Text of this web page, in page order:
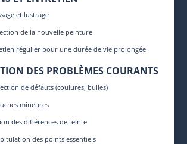
et lustrage
de la nouvelle peinture
régulier pour une durée de vie prolongée
DES PROBLÈMES COURANTS
de défauts (coulures, bulles)
mineures
des différences de teinte
des points essentiels